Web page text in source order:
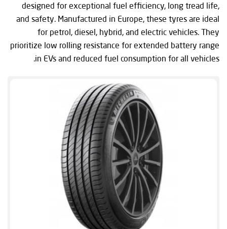
designed for exceptional fuel efficiency, long tread life,
and safety. Manufactured in Europe, these tyres are ideal
for petrol, diesel, hybrid, and electric vehicles. They
prioritize low rolling resistance for extended battery range
in EVs and reduced fuel consumption for all vehicles.